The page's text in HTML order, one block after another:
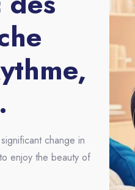
change in
enjoy the beauty of